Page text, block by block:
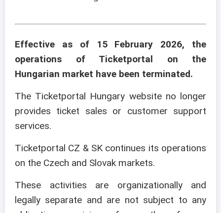
Effective as of 15 February 2026, the
operations of Ticketportal on the
Hungarian market have been terminated.
The Ticketportal Hungary website no longer
provides ticket sales or customer support
services.
Ticketportal CZ & SK continues its operations
on the Czech and Slovak markets.
These activities are organizationally and
legally separate and are not subject to any